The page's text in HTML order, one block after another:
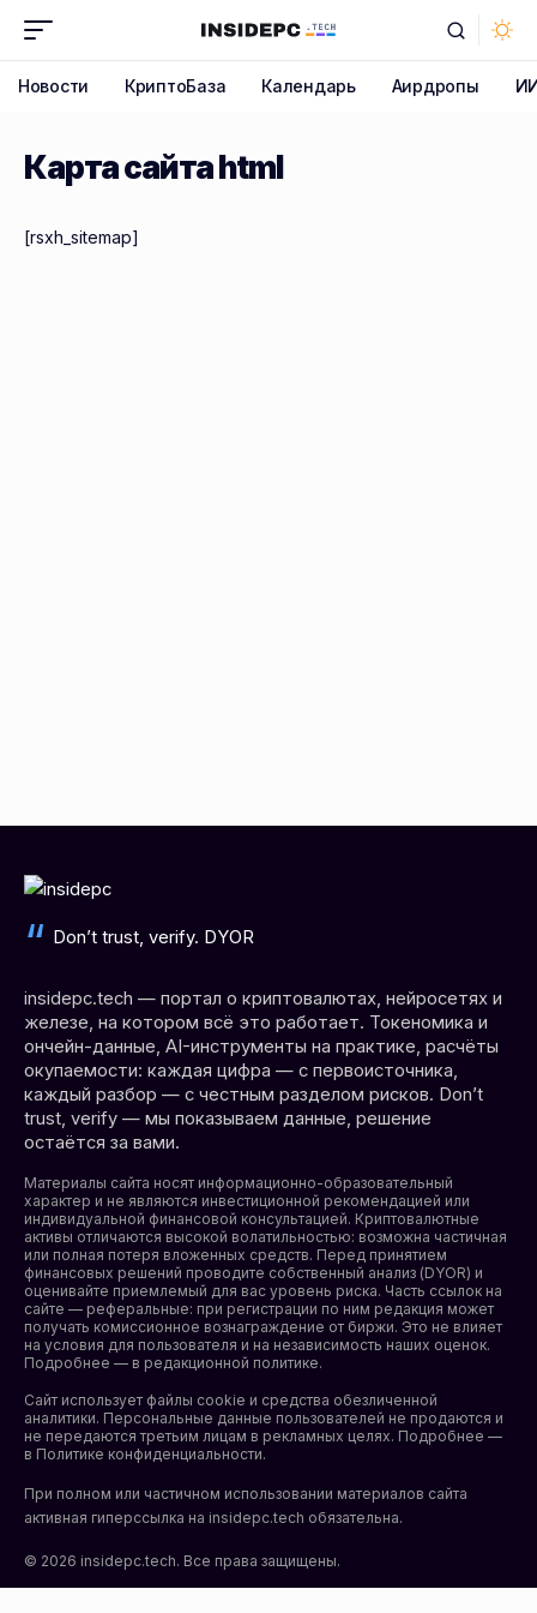
Новости КриптоБаза Календарь Аирдропы
Карта сайта html
[rsxh_sitemap]
Don’t trust, verify. DYOR
insidepc.tech — портал о криптовалютах, нейросетях и
железе, на котором всё это работает. Токеномика и
ончейн-данные, AI-инструменты на практике, расчёты
окупаемости: каждая цифра — с первоисточника,
каждый разбор — с честным разделом рисков. Don’t
trust, verify — мы показываем данные, решение
остаётся за вами.
Материалы сайта носят информационно-образовательный
характер и не являются инвестиционной рекомендацией или
индивидуальной финансовой консультацией. Криптовалютные
активы отличаются высокой волатильностью: возможна частичная
или полная потеря вложенных средств. Перед принятием
финансовых решений проводите собственный анализ (DYOR) и
оценивайте приемлемый для вас уровень риска. Часть ссылок на
сайте — реферальные: при регистрации по ним редакция может
получать комиссионное вознаграждение от биржи. Это не влияет
на условия для пользователя и на независимость наших оценок.
Подробнее — в редакционной политике.
Сайт использует файлы cookie и средства обезличенной
аналитики. Персональные данные пользователей не продаются и
не передаются третьим лицам в рекламных целях. Подробнее —
в Политике конфиденциальности.
При полном или частичном использовании материалов сайта
активная гиперссылка на insidepc.tech обязательна.
© 2026 insidepc.tech. Все права защищены.